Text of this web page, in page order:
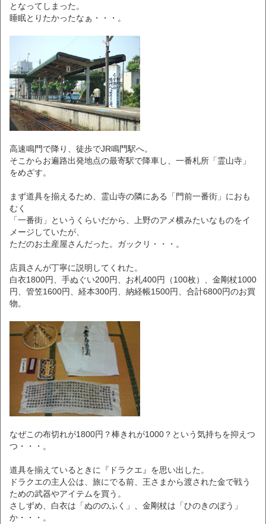
となってしまった。
睡眠とりたかったなぁ・・・。
高速鳴門で降り、徒歩でJR鳴門駅へ。
そこからお遍路出発地点の最寄駅で降車し、一番札所「霊山寺」
をめざす。
まず道具を揃えるため、霊山寺の隣にある「門前一番街」におも
むく
「一番街」というくらいだから、上野のアメ横みたいなものをイ
メージしていたが、
ただのお土産屋さんだった。ガックリ・・・。
店員さんが丁寧に説明してくれた。
白衣1800円、手ぬぐい200円、お札400円（100枚）、金剛杖1000
円、管笠1600円、経本300円、納経帳1500円、合計6800円のお買
物。
なぜこの布切れが1800円？棒きれが1000？という気持ちを抑えつ
つ・・・。
道具を揃えているときに『ドラクエ』を思い出した。
ドラクエの主人公は、旅にでる前、王さまから渡された金で戦う
ための武器やアイテムを買う。
さしずめ、白衣は「ぬののふく」、金剛杖は「ひのきのぼう」
か・・・。